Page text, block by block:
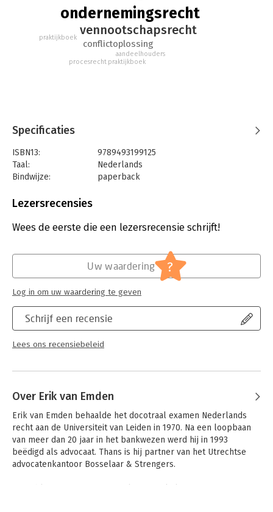
ondernemingsrecht
vennootschapsrecht
conflictoplossing
aandeelhouders
praktijkboek
procesrecht
praktijkboek
Specificaties
ISBN13:
9789493199125
Taal:
Nederlands
Bindwijze:
paperback
Uitgever:
Verschijningsdatum:
19-8-2020
Overdracht van aandelen;
aandeelhoudersregister;
Serie:
Prinsengrachtreeks
Lezersrecensies
Wees de eerste die een lezersrecensie schrijft!
Schrijf een recensie
Lees ons recensiebeleid
Uw waardering ?
Log in om uw waardering te geven
Over Erik van Emden
Erik van Emden behaalde het docotraal examen Nederlands
recht aan de Universiteit van Leiden in 1970. Na een loopbaan
van meer dan 20 jaar in het bankwezen werd hij in 1993
beëdigd als advocaat. Thans is hij partner van het Utrechtse
advocatenkantoor Bosselaar & Strengers.